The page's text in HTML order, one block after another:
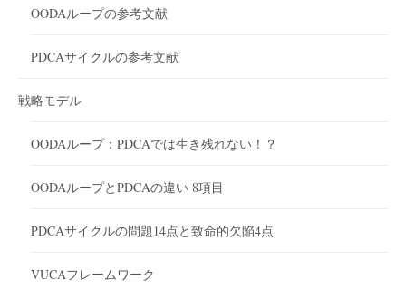
OODAループの参考文献
PDCAサイクルの参考文献
戦略モデル
OODAループ：PDCAでは生き残れない！？
OODAループとPDCAの違い 8項目
PDCAサイクルの問題14点と致命的欠陥4点
VUCAフレームワーク